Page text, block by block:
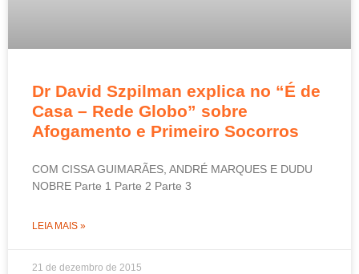
Dr David Szpilman explica no “É de
Casa – Rede Globo” sobre
Afogamento e Primeiro Socorros
COM CISSA GUIMARÃES, ANDRÉ MARQUES E DUDU
NOBRE Parte 1 Parte 2 Parte 3
LEIA MAIS »
21 de dezembro de 2015